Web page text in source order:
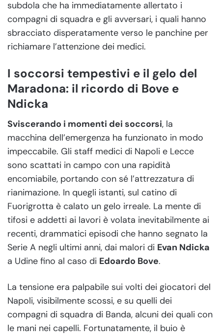
subdola che ha immediatamente allertato i
compagni di squadra e gli avversari, i quali hanno
sbracciato disperatamente verso le panchine per
richiamare l’attenzione dei medici.
I soccorsi tempestivi e il gelo del
Maradona: il ricordo di Bove e
Ndicka
Sviscerando i momenti dei soccorsi, la
macchina dell’emergenza ha funzionato in modo
impeccabile. Gli staff medici di Napoli e Lecce
sono scattati in campo con una rapidità
encomiabile, portando con sé l’attrezzatura di
rianimazione. In quegli istanti, sul catino di
Fuorigrotta è calato un gelo irreale. La mente di
tifosi e addetti ai lavori è volata inevitabilmente ai
recenti, drammatici episodi che hanno segnato la
Serie A negli ultimi anni, dai malori di Evan Ndicka
a Udine fino al caso di Edoardo Bove.
La tensione era palpabile sui volti dei giocatori del
Napoli, visibilmente scossi, e su quelli dei
compagni di squadra di Banda, alcuni dei quali con
le mani nei capelli. Fortunatamente, il buio è